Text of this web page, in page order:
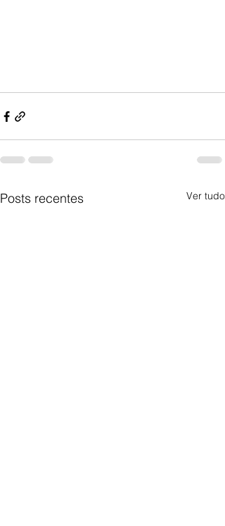
Posts recentes Ver tudo